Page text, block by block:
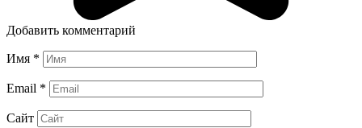
Добавить комментарий
Имя *
Email *
Сайт